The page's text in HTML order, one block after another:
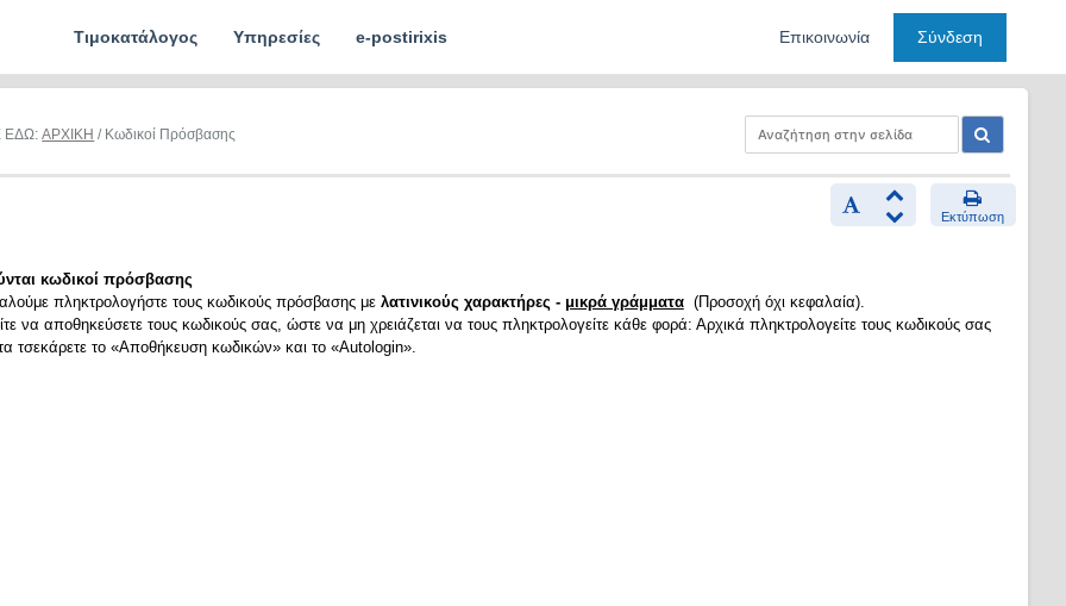
Τιμοκατάλογος Υπηρεσίες e-postirixis Επικοινωνία Σύνδεση
ΕΔΩ:ΑΡΧΙΚΗ / Κωδικοί Πρόσβασης
Εκτύπωση
κωδικοί πρόσβασης
πληκτρολογήστε τους κωδικούς πρόσβασης με λατινικούς χαρακτήρες - μικρά γράμματα(Προσοχή όχι κεφαλαία).
να αποθηκεύσετε τους κωδικούς σας, ώστε να μη χρειάζεται να τους πληκτρολογείτε κάθε φορά: Αρχικά πληκτρολογείτε τους κωδικούς σας
τσεκάρετε το «Αποθήκευση κωδικών» και το «Autologin».